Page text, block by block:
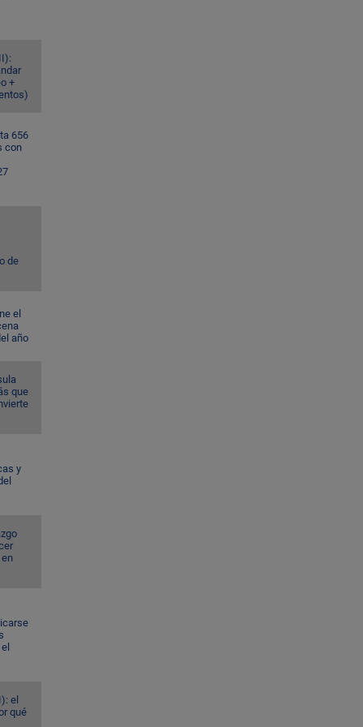
+
656
con
de
el
año
que
y
el
qué